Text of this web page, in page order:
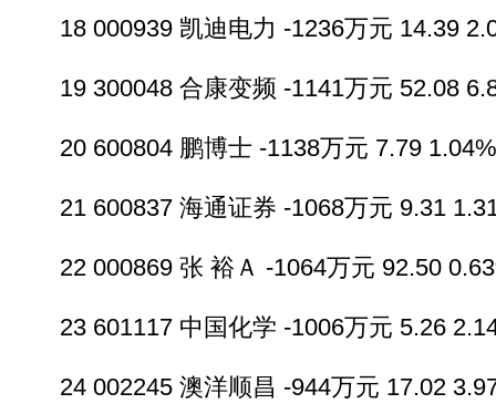
18 000939 凯迪电力 -1236万元 14.39
19 300048 合康变频 -1141万元 52.08
20 600804 鹏博士 -1138万元 7.79 1.04%
21 600837 海通证券 -1068万元 9.31
22 000869 张 裕Ａ -1064万元 92.50
23 601117 中国化学 -1006万元 5.26
24 002245 澳洋顺昌 -944万元 17.02